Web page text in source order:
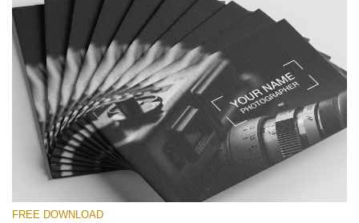
Please select
Free Template #44
Wedding Photography Templates
Free download
FREE DOWNLOAD